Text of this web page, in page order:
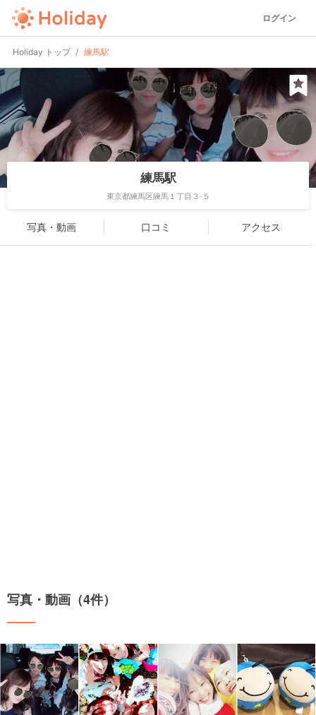
ログイン
Holiday トップ 練馬駅
練馬駅
東京都練馬区練馬１丁目３-５
写真・動画 口コミ アクセス
写真・動画（4件）